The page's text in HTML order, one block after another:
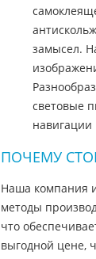
замысел.
световые
ПОЧЕМУ
Наша компания
методы
что
выгодной цене,